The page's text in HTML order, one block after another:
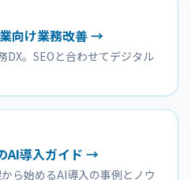
向け業務改善 →
。SEOと合わせてデジタル
AI導入ガイド →
ら始めるAI導入の事例とノウ